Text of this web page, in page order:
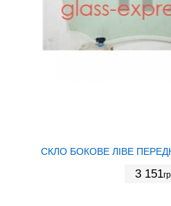
СКЛО БОКОВЕ ЛІВЕ
3 151